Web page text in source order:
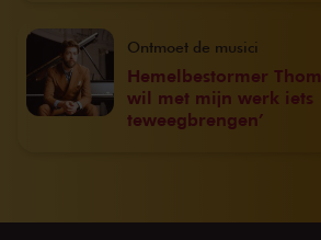
Hemelbestormer
wil met mijn werk iets
teweegbrengen’
Ontmoet de musici